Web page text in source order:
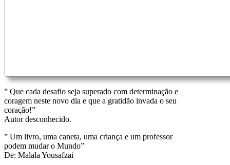
” Que cada desafio seja superado com determinação e
coragem neste novo dia e que a gratidão invada o seu
coração!”
Autor desconhecido.
” Um livro, uma caneta, uma criança e um professor
podem mudar o Mundo”
De: Malala Yousafzai